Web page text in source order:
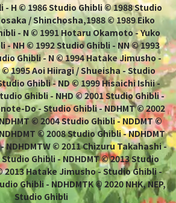
- H © 1986 Studio Ghibli © 1988 Studio
/ Shinchosha,1988 © 1989 Eiko
- N © 1991 Hotaru Okamoto - Yuko
- NH © 1992 Studio Ghibli - NN © 1993
Ghibli - N © 1994 Hatake Jimusho -
1995 Aoi Hiiragi / Shueisha - Studio
Ghibli - ND © 1999 Hisaichi Ishii -
Ghibli - NHD © 2001 Studio Ghibli -
Do - Studio Ghibli - NDHMT © 2002
© 2004 Studio Ghibli - NDDMT ©
© 2008 Studio Ghibli - NDHDMT
NDHDMTW © 2011 Chizuru Takahashi -
Ghibli - NDHDMT © 2013 Studio
2013 Hatake Jimusho - Studio Ghibli -
Ghibli - NDHDMTK © 2020 NHK, NEP,
Studio Ghibli